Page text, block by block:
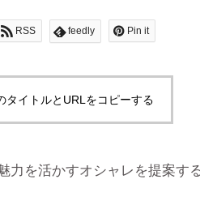
RSS feedly Pin it
タイトルとURLをコピーする
力を活かすオシャレを提案す